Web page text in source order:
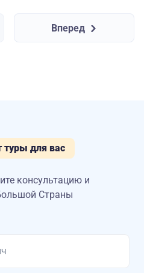
Вперед
туры для вас
консультацию и
Страны